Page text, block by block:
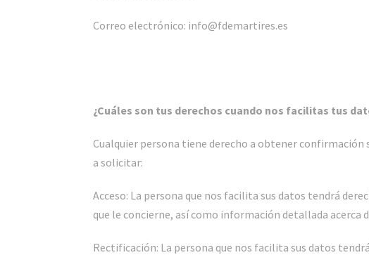
Correo electrónico: info@fdemartires.es
¿Cuáles son tus derechos cuando nos facilitas tus
Cualquier persona tiene derecho a obtener
a solicitar:
Acceso: La persona que nos facilita sus datos tendrá
que le concierne, así como información detallada
Rectificación: La persona que nos facilita sus datos